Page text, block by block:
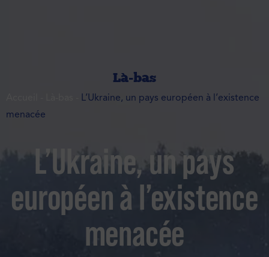
Là-bas
L’Ukraine, un pays européen à l’existence
menacée
L’Ukraine, un pays
européen à l’existence
menacée